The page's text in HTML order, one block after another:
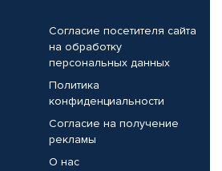
Согласие посетителя сайта
на обработку
персональных данных
Политика
конфиденциальности
Согласие на получение
рекламы
О нас